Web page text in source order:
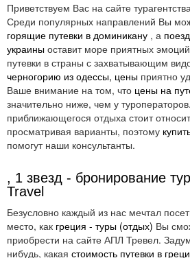
Приветствуем Вас на сайте
Среди популярных направлений Вы
горящие путевки в доминикану , а
украины оставит море приятных
путевки в страны с захватывающим
черногорию из одессы, цены приятно
Ваше внимание на том, что цены на
значительно ниже, чем у
приближающегося отдыха стоит
просматривая варианты, поэтому
помогут наши консультанты.
, 1 звезд - бронирование
Travel
Безусловно каждый из нас мечтал
место, как греция - туры (отдых) Вы
приобрести на сайте АПЛ Тревел.
нибудь, какая стоимость путевки в